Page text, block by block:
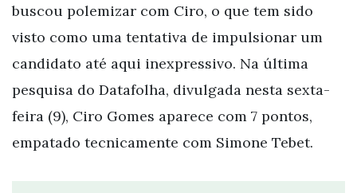
buscou polemizar com Ciro, o que tem sido
visto como uma tentativa de impulsionar um
candidato até aqui inexpressivo. Na última
pesquisa do Datafolha, divulgada nesta sexta-
feira (9), Ciro Gomes aparece com 7 pontos,
empatado tecnicamente com Simone Tebet.